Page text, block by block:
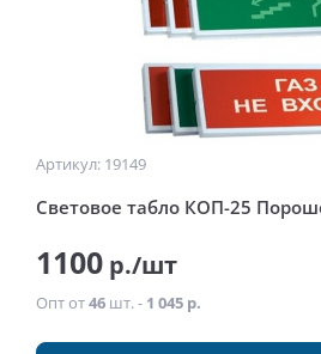
Артикул: 19149
Световое табло КОП-25
1100 р./шт
Опт от46 шт. - 1 045 р.